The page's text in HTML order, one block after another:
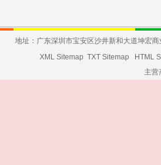
地址：广东深圳市宝安区沙井新和大道坤
XML Sitemap TXT Sitemap
HTML
主营